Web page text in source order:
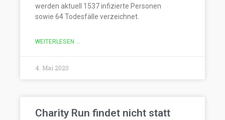
werden aktuell 1537 infizierte Personen
sowie 64 Todesfälle verzeichnet.
WEITERLESEN ...
4. Mai 2020
Charity Run findet nicht statt